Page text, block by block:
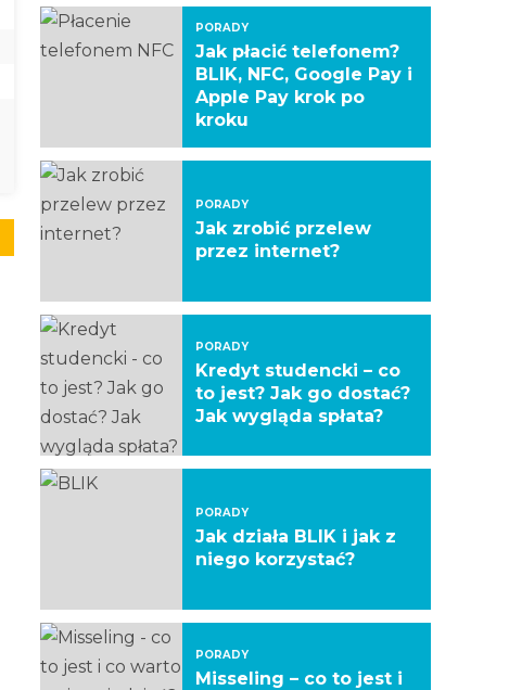
PORADY
Jak płacić telefonem?
BLIK, NFC, Google Pay i
Apple Pay krok po
kroku
PORADY
Jak zrobić przelew
przez internet?
PORADY
Kredyt studencki – co
to jest? Jak go dostać?
Jak wygląda spłata?
PORADY
Jak działa BLIK i jak z
niego korzystać?
PORADY
Misseling – co to jest i